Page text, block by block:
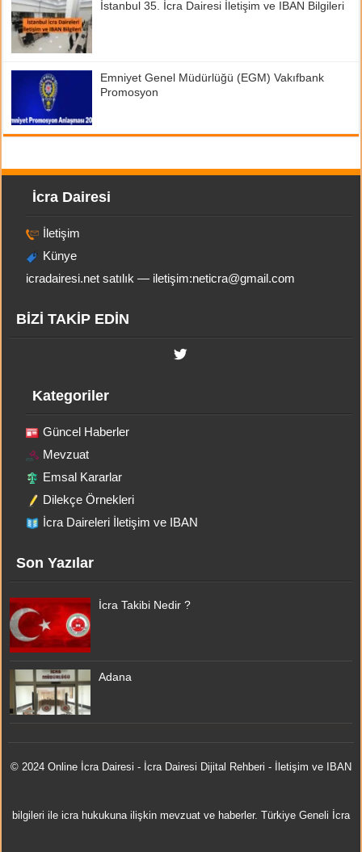
İstanbul 35. İcra Dairesi İletişim ve IBAN Bilgileri
Emniyet Genel Müdürlüğü (EGM) Vakıfbank
Promosyon
İcra Dairesi
İletişim
Künye
icradairesi.net satılık — iletişim:neticra@gmail.com
BİZİ TAKİP EDİN
Kategoriler
Güncel Haberler
Mevzuat
Emsal Kararlar
Dilekçe Örnekleri
İcra Daireleri İletişim ve IBAN
Son Yazılar
İcra Takibi Nedir ?
Adana
© 2024 Online İcra Dairesi - İcra Dairesi Dijital Rehberi - İletişim ve IBAN
bilgileri ile icra hukukuna ilişkin mevzuat ve haberler. Türkiye Geneli İcra